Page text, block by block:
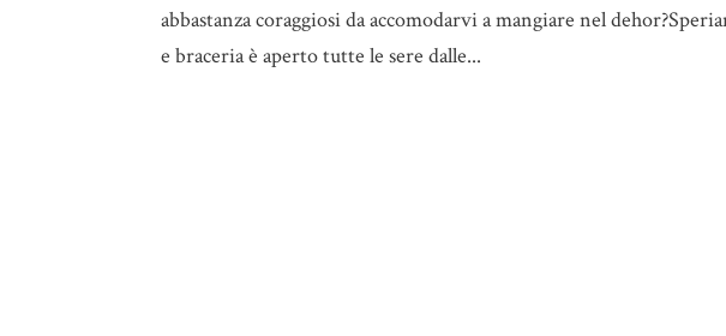
abbastanza coraggiosi da accomodarvi a mangiare nel
e braceria è aperto tutte le sere dalle...